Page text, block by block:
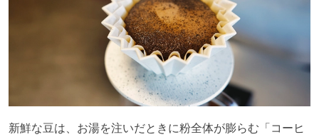
新鮮な豆は、お湯を注いだときに粉全体が膨らむ「コーヒ